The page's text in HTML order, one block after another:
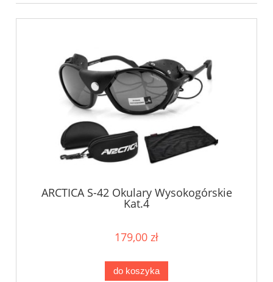
ARCTICA S-42 Okulary Wysokogórskie
Kat.4
179,00 zł
do koszyka